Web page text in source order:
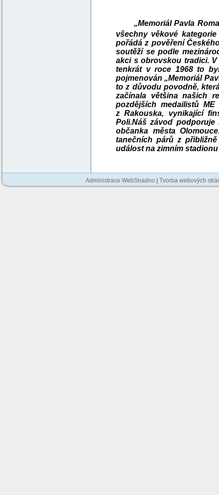
„Memoriál Pavla
všechny věkové
pořádá z pověření
soutěží se podle
akci s obrovskou tradici.
tenkrát v roce 1968 to
pojmenován „Memoriál
to z důvodu povodně,
začínala většina našich
pozdějších medailistů
z Rakouska, vynikající
Poli.Náš závod podporuje
občanka města
tanečních párů z
událost na zimním
Administrace WebSnadno Tvorba webových